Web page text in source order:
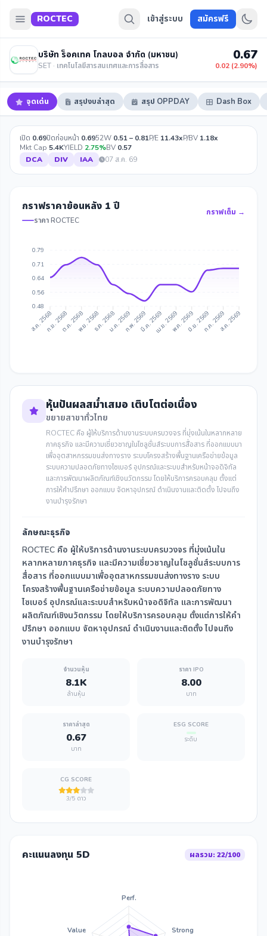
ROCTEC เข้าสู่ระบบ สมัครฟรี
บริษัท ร็อคเทค โกลบอล จำกัด (มหาชน)
SET · เทคโนโลยีสารสนเทศและการสื่อสาร
0.67
0.02 (2.90%)
จุดเด่น สรุปงบล่าสุด สรุป OPPDAY Dash Box
เปิด 0.69ปิดก่อนหน้า 0.6952W 0.51 – 0.81P/E 11.43xP/BV 1.18x
Mkt Cap 5.4KYIELD 2.75%BV 0.57
DCA
DIV IAA 07 ส.ค. 69
กราฟราคาย้อนหลัง 1 ปี
ราคา ROCTEC
กราฟเต็ม →
0.79
0.71
0.64
0.56
0.48
ส.ค. 2568ก.ย. 2568ต.ค. 2568พ.ย. 2568ธ.ค. 2568ม.ค. 2569ก.พ. 2569มี.ค. 2569เม.ย. 2569พ.ค. 2569มิ.ย. 2569ก.ค. 2569ส.ค. 2569
หุ้นปันผลสม่ำเสมอ เติบโตต่อเนื่อง
ขยายสาขาทั่วไทย
ROCTEC คือ ผู้ให้บริการด้านงานระบบครบวงจร ที่มุ่งเน้นในหลากหลาย
ภาคธุรกิจ และมีความเชี่ยวชาญในโซลูชั่นส์ระบบการสื่อสาร ที่ออกแบบมา
เพื่ออุตสาหกรรมขนส่งทางราง ระบบโครงสร้างพื้นฐานเครือข่ายข้อมูล
ระบบความปลอดภัยทางไซเบอร์ อุปกรณ์และระบบสำหรับหน้าจอดิจิทัล
และการพัฒนาผลิตภัณฑ์เชิงนวัตกรรม โดยให้บริการครอบคลุม ตั้งแต่
การให้คำปรึกษา ออกแบบ จัดหาอุปกรณ์ ดำเนินงานและติดตั้ง ไปจนถึง
งานบำรุงรักษา
ลักษณะธุรกิจ
ROCTEC คือ ผู้ให้บริการด้านงานระบบครบวงจร ที่มุ่งเน้นใน
หลากหลายภาคธุรกิจ และมีความเชี่ยวชาญในโซลูชั่นส์ระบบการ
สื่อสาร ที่ออกแบบมาเพื่ออุตสาหกรรมขนส่งทางราง ระบบ
โครงสร้างพื้นฐานเครือข่ายข้อมูล ระบบความปลอดภัยทาง
ไซเบอร์ อุปกรณ์และระบบสำหรับหน้าจอดิจิทัล และการพัฒนา
ผลิตภัณฑ์เชิงนวัตกรรม โดยให้บริการครอบคลุม ตั้งแต่การให้คำ
ปรึกษา ออกแบบ จัดหาอุปกรณ์ ดำเนินงานและติดตั้ง ไปจนถึง
งานบำรุงรักษา
จำนวนหุ้น
8.1K
ล้านหุ้น
ราคา IPO
8.00
บาท
ราคาล่าสุด
0.67
บาท
ESG SCORE
ระดับ
CG SCORE
3/5 ดาว
คะแนนลงทุน 5D ผลรวม: 22/100
Perf.
Strong
Value